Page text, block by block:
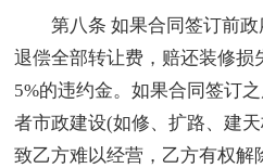
第八条 如果合同签订前政
退偿全部转让费，赔还装修损
5%的违约金。如果合同签订
者市政建设(如修、扩路、建
致乙方难以经营，乙方有权解